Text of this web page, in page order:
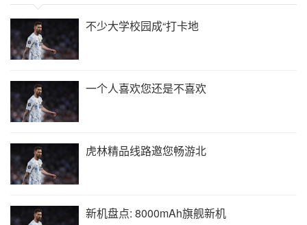
不少大学校园成“打卡地
一个人喜欢您还是不喜欢
虎林精品线路邀您畅游北
新机盘点: 8000mAh旗舰新机